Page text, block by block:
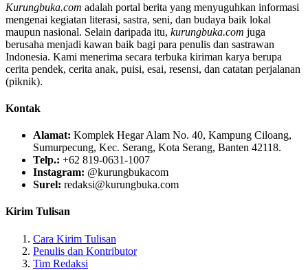
Kurungbuka.com adalah portal berita yang menyuguhkan informasi
mengenai kegiatan literasi, sastra, seni, dan budaya baik lokal
maupun nasional. Selain daripada itu, kurungbuka.com juga
berusaha menjadi kawan baik bagi para penulis dan sastrawan
Indonesia. Kami menerima secara terbuka kiriman karya berupa
cerita pendek, cerita anak, puisi, esai, resensi, dan catatan perjalanan
(piknik).
Kontak
Alamat: Komplek Hegar Alam No. 40, Kampung Ciloang,
Sumurpecung, Kec. Serang, Kota Serang, Banten 42118.
Telp.: +62 819-0631-1007
Instagram: @kurungbukacom
Surel: redaksi@kurungbuka.com
Kirim Tulisan
Cara Kirim Tulisan
Penulis dan Kontributor
Tim Redaksi